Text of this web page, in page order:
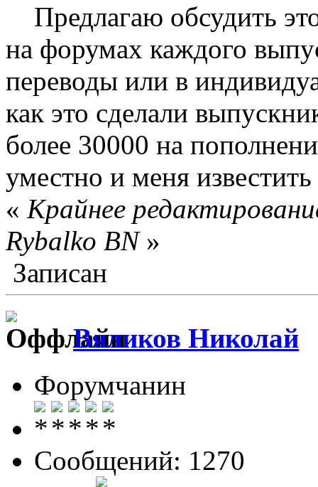
Предлагаю обсудить
на форумах каждого
переводы или в
как это сделали
более 30000 на
уместно и меня
« Крайнее
Rybalko BN»
Записан
Вяликов Николай
Форумчанин
Сообщений: 1270